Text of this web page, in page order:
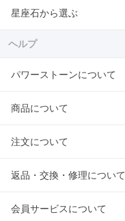
星座石から選ぶ
ヘルプ
パワーストーンについて
商品について
注文について
返品・交換・修理について
会員サービスについて